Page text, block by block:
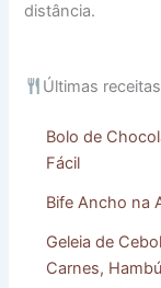
distância.
Últimas receitas
Bolo de
Fácil
Bife Ancho na
Geleia de
Carnes,